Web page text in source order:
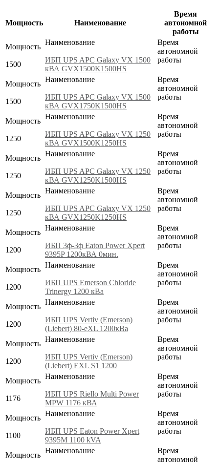
Мощность Наименование
Время
автономной
работы
Мощность
1500
Наименование
ИБП UPS APC Galaxy VX 1500
кВА GVX1500K1500HS
Время
автономной
работы
Мощность
1500
Наименование
ИБП UPS APC Galaxy VX 1500
кВА GVX1750K1500HS
Время
автономной
работы
Мощность
1250
Наименование
ИБП UPS APC Galaxy VX 1250
кВА GVX1500K1250HS
Время
автономной
работы
Мощность
1250
Наименование
ИБП UPS APC Galaxy VX 1250
кВА GVX1250K1500HS
Время
автономной
работы
Мощность
1250
Наименование
ИБП UPS APC Galaxy VX 1250
кВА GVX1250K1250HS
Время
автономной
работы
Мощность
1200
Наименование
ИБП 3ф-3ф Eaton Power Xpert
9395P 1200кВА 0мин.
Время
автономной
работы
Мощность
1200
Наименование
ИБП UPS Emerson Chloride
Trinergy 1200 кВа
Время
автономной
работы
Мощность
1200
Наименование
ИБП UPS Vertiv (Emerson)
(Liebert) 80-eXL 1200кВа
Время
автономной
работы
Мощность
1200
Наименование
ИБП UPS Vertiv (Emerson)
(Liebert) EXL S1 1200
Время
автономной
работы
Мощность
1176
Наименование
ИБП UPS Riello Multi Power
MPW 1176 кВА
Время
автономной
работы
Мощность
1100
Наименование
ИБП UPS Eaton Power Xpert
9395M 1100 kVA
Время
автономной
работы
Мощность
Наименование
Время
автономной